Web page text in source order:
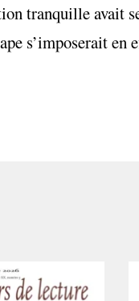
tranquille avait
s’imposerait